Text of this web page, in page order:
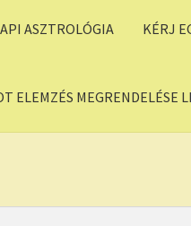
ASZTROLÓGIA KÉRJ
ELEMZÉS MEGRENDELÉSE